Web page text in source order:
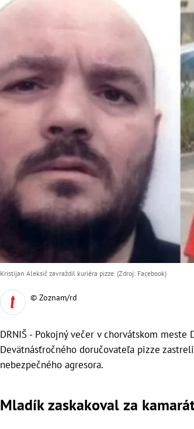
Kristijan Aleksič zavraždil kuriéra pizze. (Zdroj: Facebook)
© Zoznam/rd
DRNIŠ - Pokojný večer v chorvátskom
Devätnásťročného doručovateľa pizze
nebezpečného agresora.
Mladík zaskakoval za